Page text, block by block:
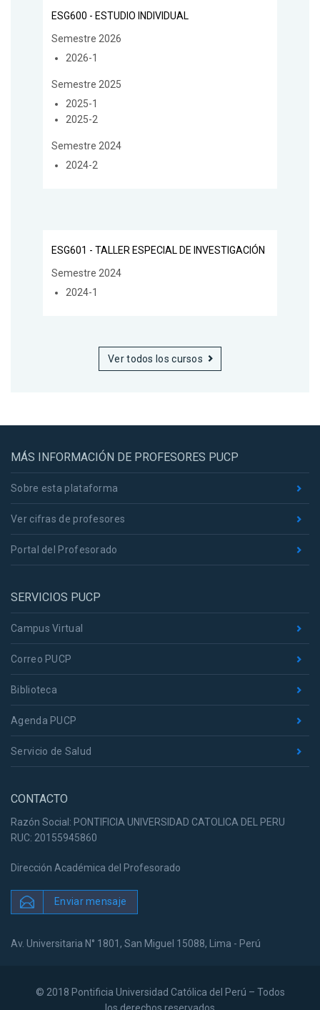
ESG600 - ESTUDIO INDIVIDUAL
Semestre 2026
2026-1
Semestre 2025
2025-1
2025-2
Semestre 2024
2024-2
ESG601 - TALLER ESPECIAL DE INVESTIGACIÓN
Semestre 2024
2024-1
Ver todos los cursos
MÁS INFORMACIÓN DE PROFESORES PUCP
Sobre esta plataforma
Ver cifras de profesores
Portal del Profesorado
SERVICIOS PUCP
Campus Virtual
Correo PUCP
Biblioteca
Agenda PUCP
Servicio de Salud
CONTACTO
Razón Social: PONTIFICIA UNIVERSIDAD CATOLICA DEL PERU
RUC: 20155945860
Dirección Académica del Profesorado
Enviar mensaje
Av. Universitaria N° 1801, San Miguel 15088, Lima - Perú
© 2018 Pontificia Universidad Católica del Perú – Todos